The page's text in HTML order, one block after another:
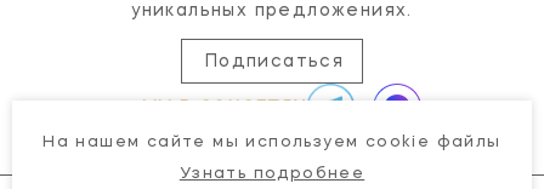
уникальных предложениях.
Подписаться
На нашем сайте мы используем cookie файлы
Узнать подробнее